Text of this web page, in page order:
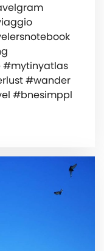
#mytinyatlas
#wander
#bnesimppl